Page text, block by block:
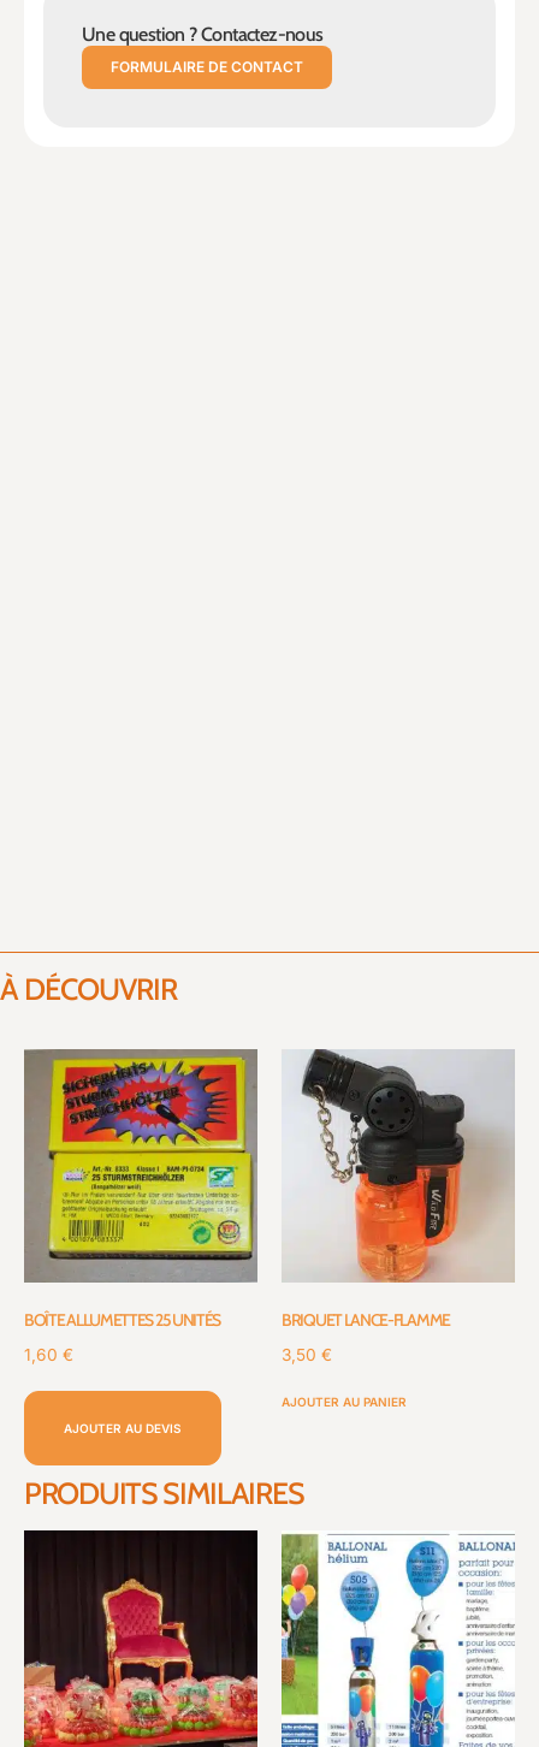
Une question ? Contactez-nous
FORMULAIRE DE CONTACT
À DÉCOUVRIR
BOÎTE ALLUMETTES 25 UNITÉS
1,60 €
AJOUTER AU DEVIS
BRIQUET LANCE-FLAMME
3,50 €
AJOUTER AU PANIER
PRODUITS SIMILAIRES